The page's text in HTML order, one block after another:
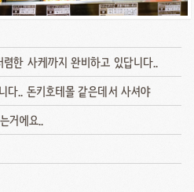
한 사케까지 완비하고 있답니다..
다.. 돈키호테몰 같은데서 사셔야
거에요..